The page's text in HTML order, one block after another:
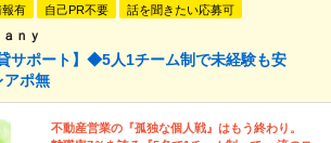
報有 自己PR不要 話を聞きたい応募可
ｎｙ
サポート】◆5人1チーム制で未経験も安
アポ無
不動産営業の『孤独な個人戦』はもう終わり。